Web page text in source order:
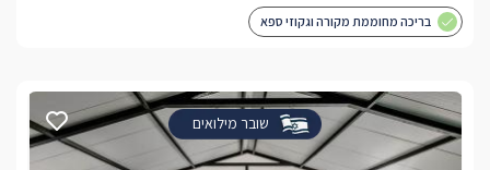
בריכה מחוממת מקורה וגקוזי ספא
שובר מילואים